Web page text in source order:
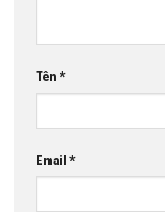
Tên *
Email *